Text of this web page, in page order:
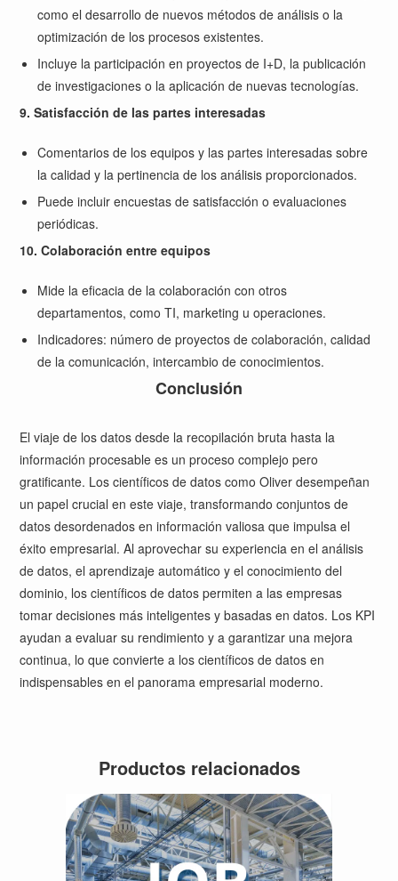
como el desarrollo de nuevos métodos de análisis o la
optimización de los procesos existentes.
Incluye la participación en proyectos de I+D, la publicación
de investigaciones o la aplicación de nuevas tecnologías.
9. Satisfacción de las partes interesadas
Comentarios de los equipos y las partes interesadas sobre
la calidad y la pertinencia de los análisis proporcionados.
Puede incluir encuestas de satisfacción o evaluaciones
periódicas.
10. Colaboración entre equipos
Mide la eficacia de la colaboración con otros
departamentos, como TI, marketing u operaciones.
Indicadores: número de proyectos de colaboración, calidad
de la comunicación, intercambio de conocimientos.
Conclusión
El viaje de los datos desde la recopilación bruta hasta la
información procesable es un proceso complejo pero
gratificante. Los científicos de datos como Oliver desempeñan
un papel crucial en este viaje, transformando conjuntos de
datos desordenados en información valiosa que impulsa el
éxito empresarial. Al aprovechar su experiencia en el análisis
de datos, el aprendizaje automático y el conocimiento del
dominio, los científicos de datos permiten a las empresas
tomar decisiones más inteligentes y basadas en datos. Los KPI
ayudan a evaluar su rendimiento y a garantizar una mejora
continua, lo que convierte a los científicos de datos en
indispensables en el panorama empresarial moderno.
Productos relacionados